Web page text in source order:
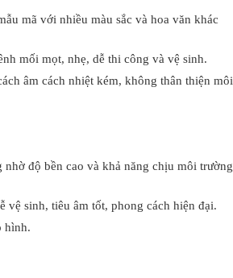
mã với nhiều màu sắc và hoa văn khác
mối mọt, nhẹ, dễ thi công và vệ sinh.
âm cách nhiệt kém, không thân thiện môi
độ bền cao và khả năng chịu môi trường
vệ sinh, tiêu âm tốt, phong cách hiện đại.
hình.